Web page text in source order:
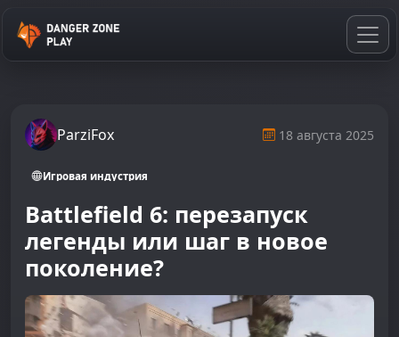
ParziFox 18 августа 2025
Игровая индустрия
Battlefield 6: перезапуск
легенды или шаг в новое
поколение?